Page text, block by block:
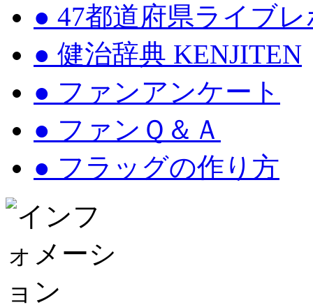
● 47都道府県ライブ
● 健治辞典 KENJITEN
● ファンアンケート
● ファンＱ＆Ａ
● フラッグの作り方